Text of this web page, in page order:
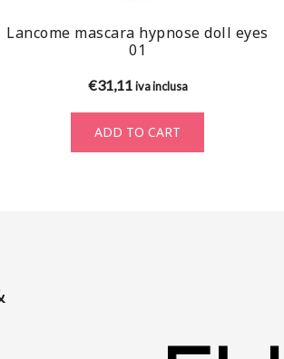
Lancome mascara hypnose doll eyes
01
€31,11 iva inclusa
ADD TO CART